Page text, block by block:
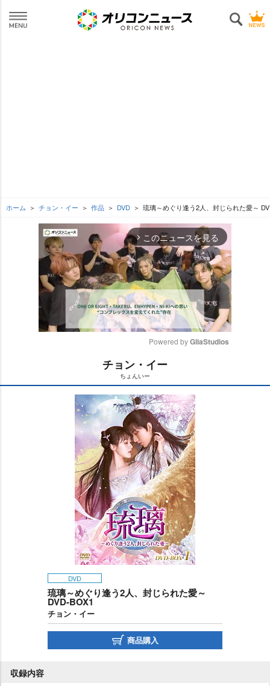
ホーム チョン・イー 作品 DVD 琉璃～めぐり逢う2人、封じられた愛～
arrow_forward_ios このニュースを見る
t
e
Powered by GliaStudios
チョン・イー
ちょんいー
DVD
琉璃～めぐり逢う2人、封じられた愛～
DVD-BOX1
チョン・イー
商品購入
収録内容